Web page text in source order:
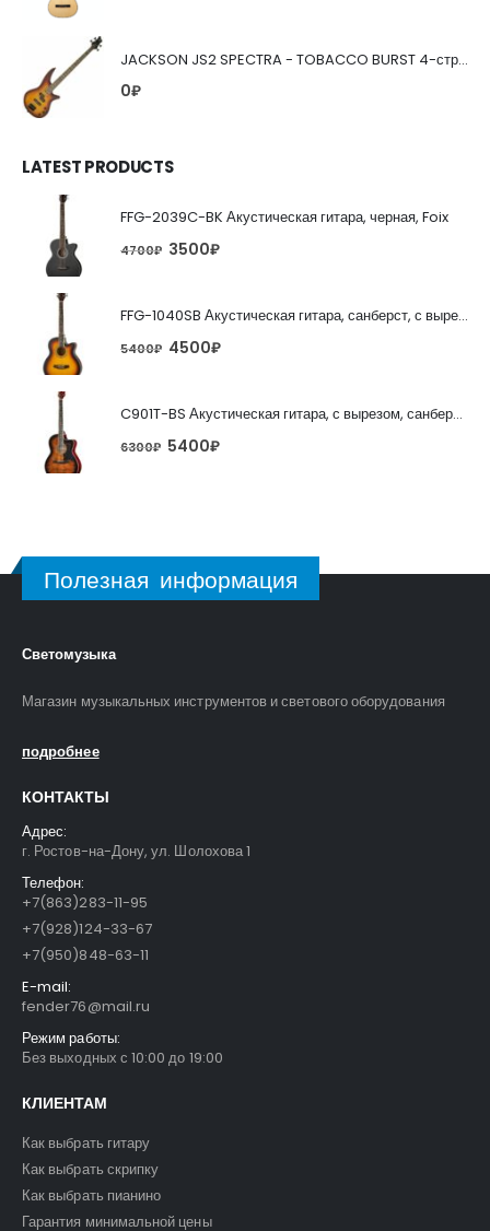
JACKSON JS2 SPECTRA - TOBACCO BURST 4-струнная бас-гитара
0₽
LATEST PRODUCTS
FFG-2039C-BK Акустическая гитара, черная, Foix
4700₽ 3500₽
FFG-1040SB Акустическая гитара, санберст, с вырезом, Foix
5400₽ 4500₽
C901T-BS Акустическая гитара, с вырезом, санберст, Caraya
6300₽ 5400₽
Полезная информация
Светомузыка
Магазин музыкальных инструментов и светового оборудования
подробнее
КОНТАКТЫ
Адрес:
г. Ростов-на-Дону, ул. Шолохова 1
Телефон:
+7(863)283-11-95
+7(928)124-33-67
+7(950)848-63-11
E-mail:
fender76@mail.ru
Режим работы:
Без выходных с 10:00 до 19:00
КЛИЕНТАМ
Как выбрать гитару
Как выбрать скрипку
Как выбрать пианино
Гарантия минимальной цены